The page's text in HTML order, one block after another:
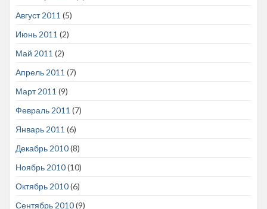
Август 2011 (5)
Июнь 2011 (2)
Май 2011 (2)
Апрель 2011 (7)
Март 2011 (9)
Февраль 2011 (7)
Январь 2011 (6)
Декабрь 2010(8)
Ноябрь 2010(10)
Октябрь 2010(6)
Сентябрь 2010(9)